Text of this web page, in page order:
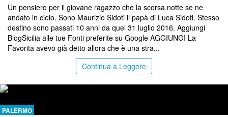
Un pensiero per il giovane ragazzo che la scorsa notte se ne
andato in cielo. Sono Maurizio Sidoti il papà di Luca Sidoti. Stesso
destino sono passati 10 anni da quel 31 luglio 2016. Aggiungi
BlogSicilia alle tue Fonti preferite su Google AGGIUNGI La
Favorita avevo già detto allora che è una stra...
Continua a Leggere
PALERMO